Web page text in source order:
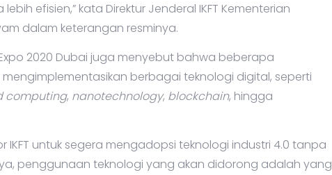
efisien,” kata Direktur Jenderal IKFT Kementerian
dalam keterangan resminya.
2020 Dubai juga menyebut bahwa beberapa
mengimplementasikan berbagai teknologi digital, seperti
computing, nanotechnology, blockchain, hingga
IKFT untuk segera mengadopsi teknologi industri 4.0 tanpa
penggunaan teknologi yang akan didorong adalah yang